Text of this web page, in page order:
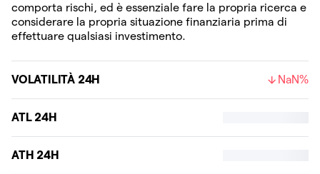
comporta rischi, ed è essenziale fare la propria ricerca e
considerare la propria situazione finanziaria prima di
effettuare qualsiasi investimento.
VOLATILITÀ 24H NaN%
ATL 24H
ATH 24H